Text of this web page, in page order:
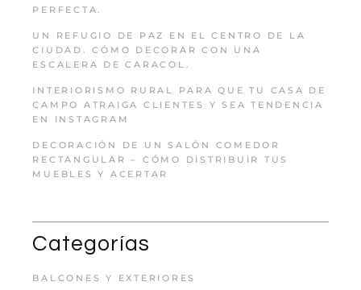
PERFECTA.
UN REFUGIO DE PAZ EN EL CENTRO DE LA
CIUDAD. CÓMO DECORAR CON UNA
ESCALERA DE CARACOL.
INTERIORISMO RURAL PARA QUE TU CASA DE
CAMPO ATRAIGA CLIENTES Y SEA TENDENCIA
EN INSTAGRAM
DECORACIÓN DE UN SALÓN COMEDOR
RECTANGULAR – CÓMO DISTRIBUIR TUS
MUEBLES Y ACERTAR
Categorías
BALCONES Y EXTERIORES